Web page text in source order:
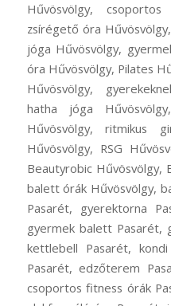
Hűvösvölgy,
zsírégető óra
jóga Hűvösvölgy,
óra Hűvösvölgy, Pilates
Hűvösvölgy,
hatha jóga
Hűvösvölgy, ritmikus
Hűvösvölgy, RSG
Beautyrobic Hűvösvölgy,
balett órák Hűvösvölgy,
Pasarét, gyerektorna
gyermek balett Pasarét,
kettlebell Pasarét,
Pasarét, edzőterem
csoportos fitness órák